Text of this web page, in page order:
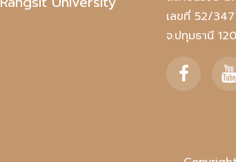
เลขที่ 52/
จ.ปทุมธานี